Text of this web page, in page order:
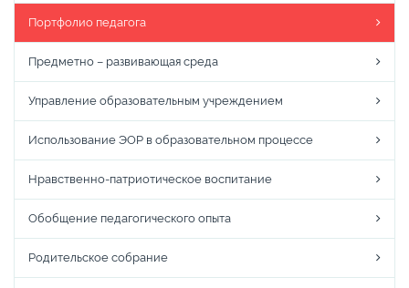
Портфолио педагога
Предметно – развивающая среда
Управление образовательным учреждением
Использование ЭОР в образовательном процессе
Нравственно-патриотическое воспитание
Обобщение педагогического опыта
Родительское собрание